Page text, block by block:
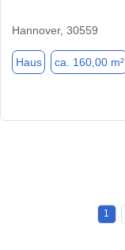
Hannover, 30559
Haus ca. 160,00 m²
1